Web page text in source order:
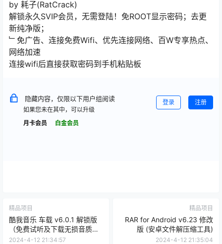
by 耗子(RatCrack)
解锁永久SVIP会员，无需登陆！免ROOT显示密码；去更
新纯净版；
﹂免广告、连接免费Wifi、优先连接网络、百W专享热点、
网络加速
连接wifi后直接获取密码到手机粘贴板
隐藏内容，仅限以下用户组阅读
如果您未在其中，可以升级
月卡会员
白金会员
登录 注册
精品项目
酷我音乐 车载 v6.0.1 解锁版
（免费试听及下载无损音质歌
曲）
2024-4-12 21:34:57
精品项目
RAR for Android v6.23 修改
版 (安卓文件解压缩工具)
2024-4-12 21:35:04